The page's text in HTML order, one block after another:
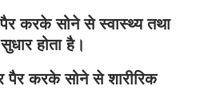
करके सोने से स्वास्थ्य तथा
होता है।
पैर करके सोने से शारीरिक